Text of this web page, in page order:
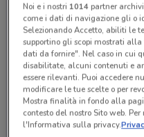
Noi e i nostri 1014partner
come i dati di navigazione gli o
Selezionando Accetto, abiliti le
supportino gli scopi mostrati
dati da fornire". Nel caso in cui
disabilitate, alcuni contenuti e
essere rilevanti. Puoi accedere
modificare le tue scelte o per
Mostra finalità in fondo alla
contesto del nostro Sito web.
l'Informativa sulla privacy.